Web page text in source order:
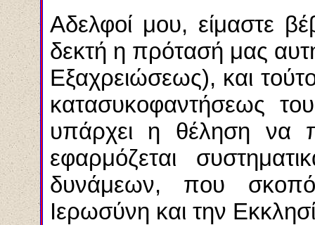
Αδελφοί μου, είμαστε
δεκτή η πρότασή μας
Εξαχρειώσεως), και
κατασυκοφαντήσεως
υπάρχει η θέληση να
εφαρμόζεται
δυνάμεων, που
Ιερωσύνη και την